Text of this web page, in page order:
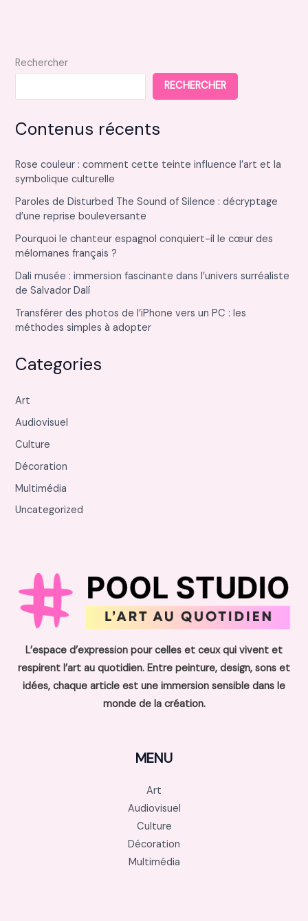
Rechercher
RECHERCHER
Contenus récents
Rose couleur : comment cette teinte influence l’art et la
symbolique culturelle
Paroles de Disturbed The Sound of Silence : décryptage
d’une reprise bouleversante
Pourquoi le chanteur espagnol conquiert-il le cœur des
mélomanes français ?
Dali musée : immersion fascinante dans l’univers surréaliste
de Salvador Dalí
Transférer des photos de l’iPhone vers un PC : les
méthodes simples à adopter
Categories
Art
Audiovisuel
Culture
Décoration
Multimédia
Uncategorized
L’espace d’expression pour celles et ceux qui vivent et
respirent l’art au quotidien. Entre peinture, design, sons et
idées, chaque article est une immersion sensible dans le
monde de la création.
MENU
Art
Audiovisuel
Culture
Décoration
Multimédia